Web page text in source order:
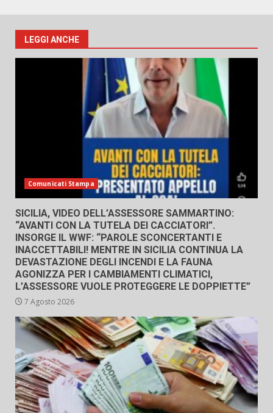
LEGGI ANCHE
Comunicati Stampa
SICILIA, VIDEO DELL’ASSESSORE SAMMARTINO:
“AVANTI CON LA TUTELA DEI CACCIATORI”.
INSORGE IL WWF: “PAROLE SCONCERTANTI E
INACCETTABILI! MENTRE IN SICILIA CONTINUA LA
DEVASTAZIONE DEGLI INCENDI E LA FAUNA
AGONIZZA PER I CAMBIAMENTI CLIMATICI,
L’ASSESSORE VUOLE PROTEGGERE LE DOPPIETTE”
7 Agosto 2026